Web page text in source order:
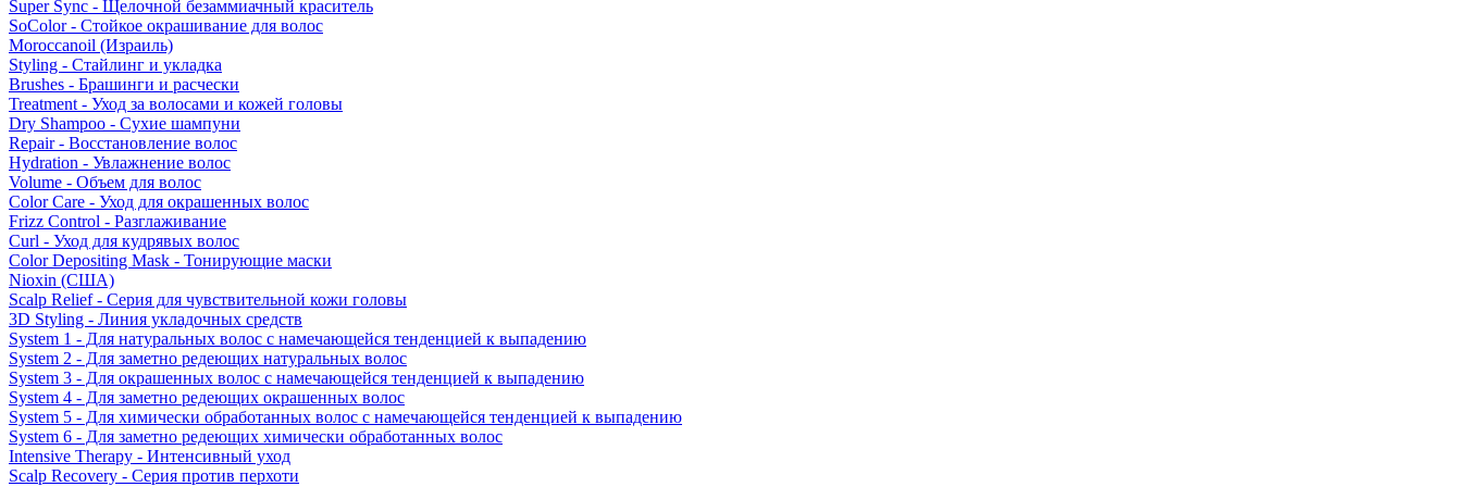
Super Sync - Щелочной безаммиачный краситель
SoColor - Стойкое окрашивание для волос
Moroccanoil (Израиль)
Styling - Стайлинг и укладка
Brushes - Брашинги и расчески
Treatment - Уход за волосами и кожей головы
Dry Shampoo - Сухие шампуни
Repair - Восстановление волос
Hydration - Увлажнение волос
Volume - Объем для волос
Color Care - Уход для окрашенных волос
Frizz Control - Разглаживание
Curl - Уход для кудрявых волос
Color Depositing Mask - Тонирующие маски
Nioxin (США)
Scalp Relief - Серия для чувствительной кожи головы
3D Styling - Линия укладочных средств
System 1 - Для натуральных волос с намечающейся тенденцией к выпадению
System 2 - Для заметно редеющих натуральных волос
System 3 - Для окрашенных волос с намечающейся тенденцией к выпадению
System 4 - Для заметно редеющих окрашенных волос
System 5 - Для химически обработанных волос с намечающейся тенденцией к выпадению
System 6 - Для заметно редеющих химически обработанных волос
Intensive Therapy - Интенсивный уход
Scalp Recovery - Серия против перхоти